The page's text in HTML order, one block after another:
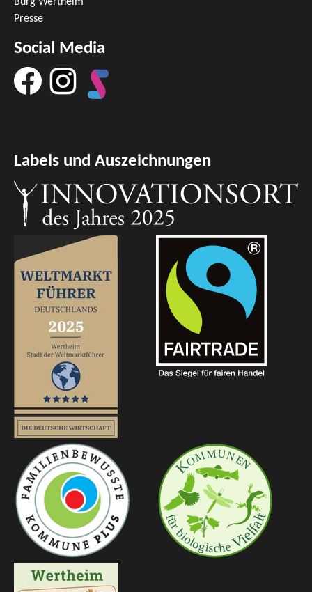
Burg Wertheim
Presse
Social Media
Labels und Auszeichnungen